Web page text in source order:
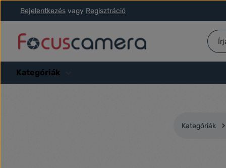
a fő tartalomra
Ugrás a kereséshez
Ugrás a fő navigációhoz
Bejelentkezés vagy Regisztráció
Kategóriák
Kategóriák